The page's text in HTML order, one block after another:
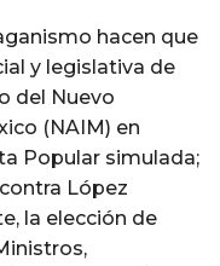
hacen que
y legislativa de
del Nuevo
(NAIM) en
Popular simulada;
López
la elección de